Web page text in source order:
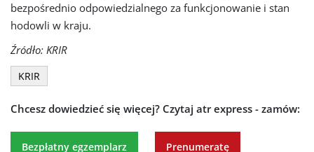
bezpośrednio odpowiedzialnego za funkcjonowanie i stan
hodowli w kraju.
Źródło: KRIR
KRIR
Chcesz dowiedzieć się więcej? Czytaj atr express - zamów:
Bezpłatny egzemplarz Prenumeratę